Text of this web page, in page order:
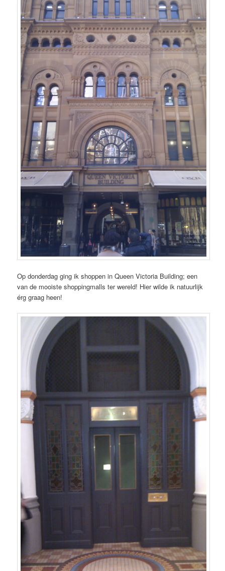
Op donderdag ging ik shoppen in Queen Victoria Building; een
van de mooiste shoppingmalls ter wereld! Hier wilde ik natuurlijk
érg graag heen!